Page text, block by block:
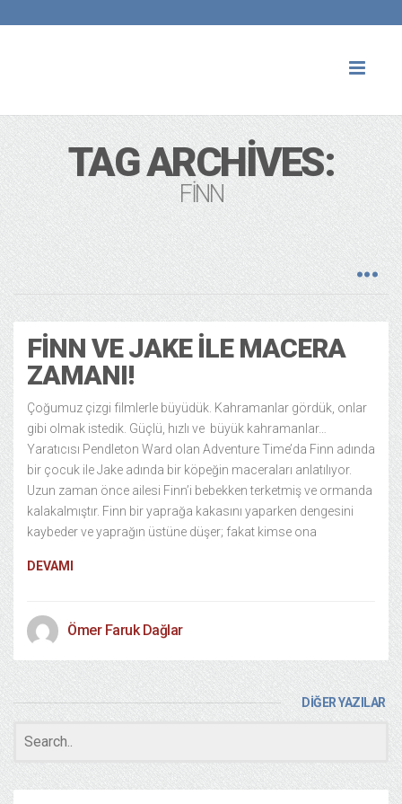
TAG ARCHIVES:
FINN
FINN VE JAKE ILE MACERA
ZAMANI!
Çoğumuz çizgi filmlerle büyüdük. Kahramanlar gördük, onlar
gibi olmak istedik. Güçlü, hızlı ve büyük kahramanlar…
Yaratıcısı Pendleton Ward olan Adventure Time’da Finn adında
bir çocuk ile Jake adında bir köpeğin maceraları anlatılıyor.
Uzun zaman önce ailesi Finn’i bebekken terketmiş ve ormanda
kalakalmıştır. Finn bir yaprağa kakasını yaparken dengesini
kaybeder ve yaprağın üstüne düşer; fakat kimse ona
DEVAMI
Ömer Faruk Dağlar
DİĞER YAZILAR